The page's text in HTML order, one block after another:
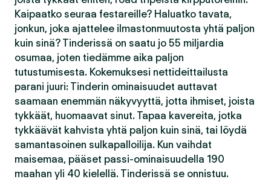
Kaipaatko seuraa festareille? Haluatko tavata,
jonkun, joka ajattelee ilmastonmuutosta yhtä paljon
kuin sinä? Tinderissä on saatu jo 55 miljardia
osumaa, joten tiedämme aika paljon
tutustumisesta. Kokemuksesi nettideittailusta
parani juuri: Tinderin ominaisuudet auttavat
saamaan enemmän näkyvyyttä, jotta ihmiset, joista
tykkäät, huomaavat sinut. Tapaa kavereita, jotka
tykkäävät kahvista yhtä paljon kuin sinä, tai löydä
samantasoinen sulkapalloilija. Kun vaihdat
maisemaa, pääset passi-ominaisuudella 190
maahan yli 40 kielellä. Tinderissä se onnistuu.